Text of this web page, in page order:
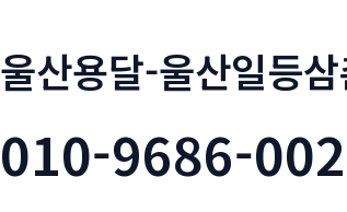
뛰
기
울산용달-울산일등
010-9686-